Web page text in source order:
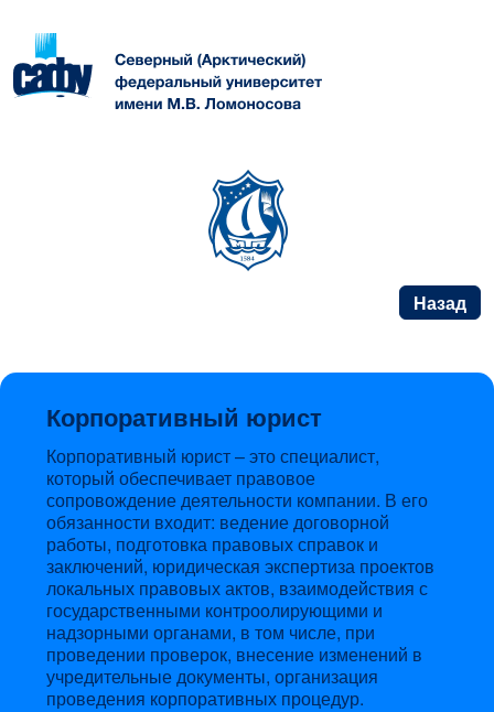
Назад
Корпоративный юрист
Корпоративный юрист – это специалист,
который обеспечивает правовое
сопровождение деятельности компании. В его
обязанности входит: ведение договорной
работы, подготовка правовых справок и
заключений, юридическая экспертиза проектов
локальных правовых актов, взаимодействия с
государственными контроолирующими и
надзорными органами, в том числе, при
проведении проверок, внесение изменений в
учредительные документы, организация
проведения корпоративных процедур.